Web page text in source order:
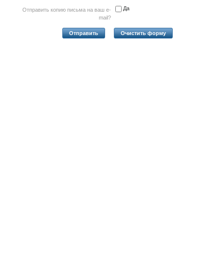
Отправить копию письма на ваш e-
mail?
Да